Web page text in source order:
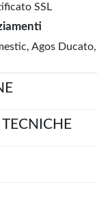
SSL
Agos